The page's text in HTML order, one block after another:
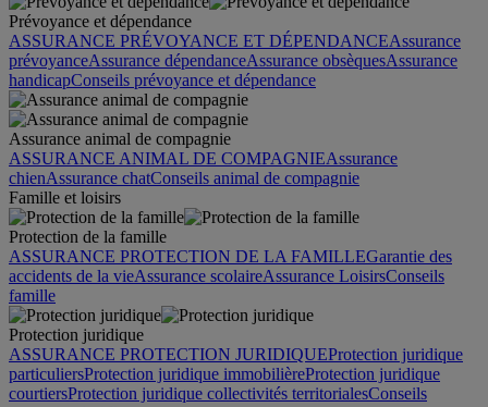
Prévoyance et dépendance
ASSURANCE PRÉVOYANCE ET DÉPENDANCEAssurance
prévoyanceAssurance dépendanceAssurance obsèquesAssurance
handicapConseils prévoyance et dépendance
Assurance animal de compagnie
ASSURANCE ANIMAL DE COMPAGNIEAssurance
chienAssurance chatConseils animal de compagnie
Famille et loisirs
Protection de la famille
ASSURANCE PROTECTION DE LA FAMILLEGarantie des
accidents de la vieAssurance scolaireAssurance LoisirsConseils
famille
Protection juridique
ASSURANCE PROTECTION JURIDIQUEProtection juridique
particuliersProtection juridique immobilièreProtection juridique
courtiersProtection juridique collectivités territorialesConseils